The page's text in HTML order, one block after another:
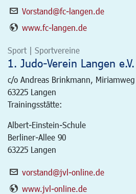
Vorstand@fc-langen.de
www.fc-langen.de
Sport | Sportvereine
1. Judo-Verein Langen e.V.
c/o Andreas Brinkmann, Miriamweg
63225 Langen
Trainingsstätte:
Albert-Einstein-Schule
Berliner-Allee 90
63225 Langen
vorstand@jvl-online.de
www.jvl-online.de